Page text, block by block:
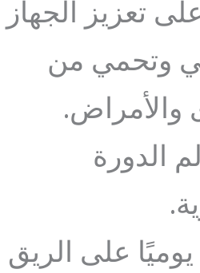
تعزيز الجهاز
وتحمي من
والأمراض.
الدورة
يوميًا على الريق